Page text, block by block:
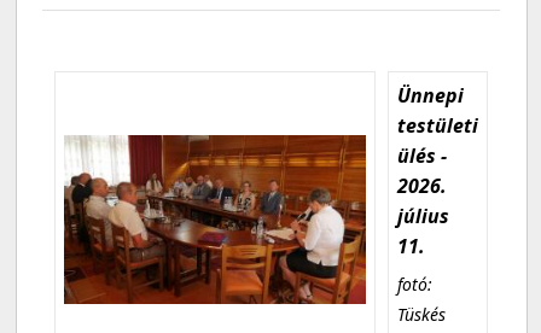
Ünnepi
testületi
ülés -
2026.
július
11.
fotó:
Tüskés